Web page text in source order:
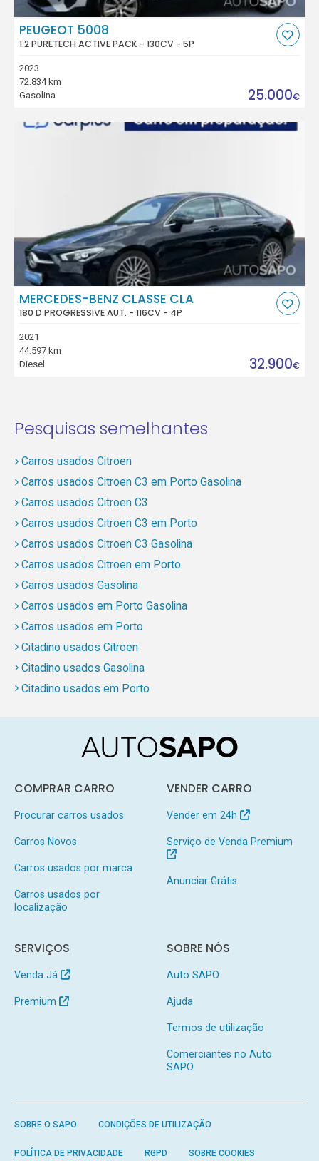
PEUGEOT 5008
1.2 PURETECH ACTIVE PACK - 130CV - 5P
2023
72.834 km
Gasolina
25.000€
MERCEDES-BENZ CLASSE CLA
180 D PROGRESSIVE AUT. - 116CV - 4P
2021
44.597 km
Diesel
32.900€
Pesquisas semelhantes
Carros usados Citroen
Carros usados Citroen C3 em Porto Gasolina
Carros usados Citroen C3
Carros usados Citroen C3 em Porto
Carros usados Citroen C3 Gasolina
Carros usados Citroen em Porto
Carros usados Gasolina
Carros usados em Porto Gasolina
Carros usados em Porto
Citadino usados Citroen
Citadino usados Gasolina
Citadino usados em Porto
COMPRAR CARRO
Procurar carros usados
Carros Novos
Carros usados por marca
Carros usados por
localização
VENDER CARRO
Vender em 24h
Serviço de Venda Premium
Anunciar Grátis
SERVIÇOS
Venda Já
Premium
SOBRE NÓS
Auto SAPO
Ajuda
Termos de utilização
Comerciantes no Auto
SAPO
SOBRE O SAPO CONDIÇÕES DE UTILIZAÇÃO
POLÍTICA DE PRIVACIDADE RGPD SOBRE COOKIES